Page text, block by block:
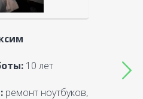
10 лет
ремонт ноутбуков,